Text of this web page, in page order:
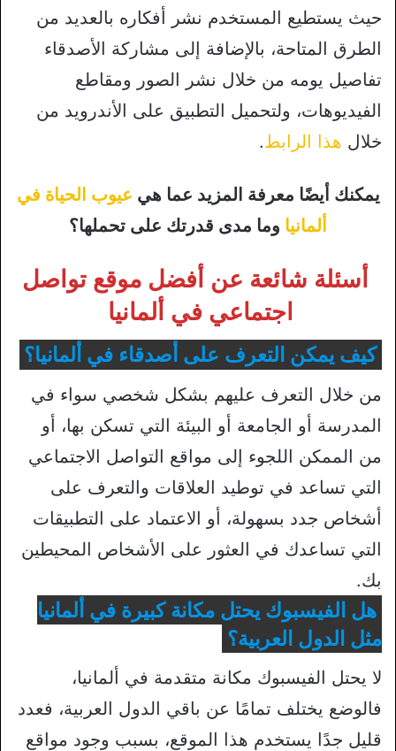
حيث يستطيع المستخدم نشر أفكاره بالعديد من
الطرق المتاحة، بالإضافة إلى مشاركة الأصدقاء
تفاصيل يومه من خلال نشر الصور ومقاطع
الفيديوهات، ولتحميل التطبيق على الأندرويد من
خلال هذا الرابط.
يمكنك أيضًا معرفة المزيد عما هي عيوب الحياة في
ألمانيا وما مدى قدرتك على تحملها؟
أسئلة شائعة عن أفضل موقع تواصل
اجتماعي في ألمانيا
كيف يمكن التعرف على أصدقاء في ألمانيا؟
من خلال التعرف عليهم بشكل شخصي سواء في
المدرسة أو الجامعة أو البيئة التي تسكن بها، أو
من الممكن اللجوء إلى مواقع التواصل الاجتماعي
التي تساعد في توطيد العلاقات والتعرف على
أشخاص جدد بسهولة، أو الاعتماد على التطبيقات
التي تساعدك في العثور على الأشخاص المحيطين
بك.
هل الفيسبوك يحتل مكانة كبيرة في ألمانيا
مثل الدول العربية؟
لا يحتل الفيسبوك مكانة متقدمة في ألمانيا،
فالوضع يختلف تمامًا عن باقي الدول العربية، فعدد
قليل جدًا يستخدم هذا الموقع، بسبب وجود مواقع